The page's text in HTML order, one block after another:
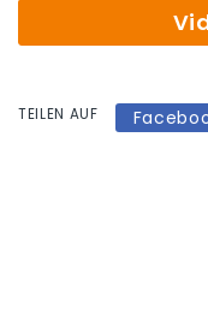
TEILEN AUF